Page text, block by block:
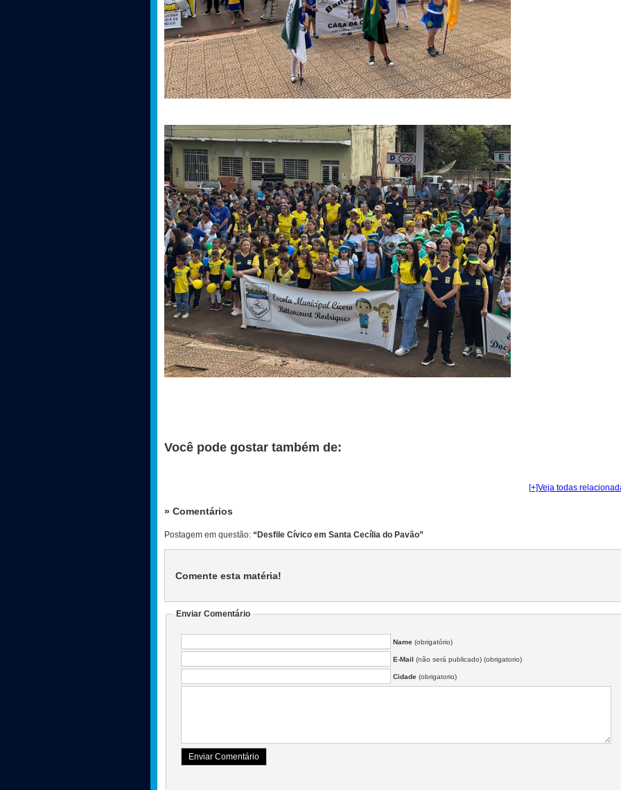
Você pode gostar também de:
[+]Veja todas
» Comentários
Postagem em questão: “Desfile Cívico em Santa Cecília do Pavão”
Comente esta matéria!
Enviar Comentário
Name (obrigatório)
E-Mail (não será publicado) (obrigatorio)
Cidade (obrigatorio)